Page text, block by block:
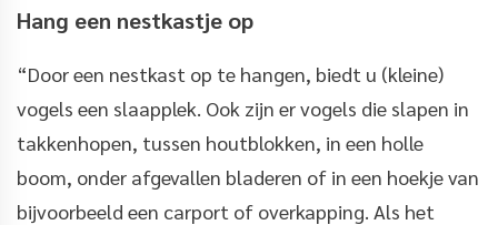
Hang een nestkastje op
“Door een nestkast op te hangen, biedt u (kleine)
vogels een slaapplek. Ook zijn er vogels die slapen in
takkenhopen, tussen houtblokken, in een holle
boom, onder afgevallen bladeren of in een hoekje van
bijvoorbeeld een carport of overkapping. Als het